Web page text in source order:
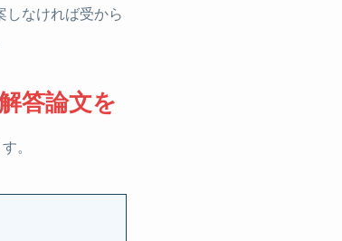
しなければ受から
答論文を
。